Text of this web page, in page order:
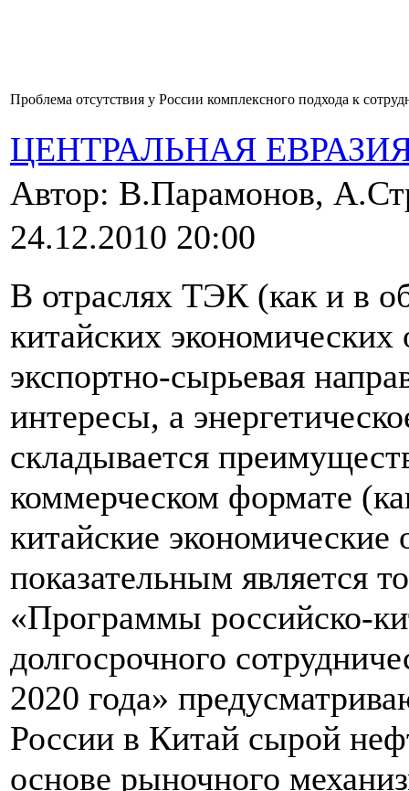
Проблема отсутствия у России комплексного подхода к
ЦЕНТРАЛЬНАЯ
Автор: В.Парамонов,
24.12.2010 20:00
В отраслях ТЭК (как и в
китайских
экспортно-сырьевая
интересы, а
складывается
коммерческом формате
китайские
показательным является
«Программы российско-
долгосрочного
2020 года»
России в Китай сырой
основе рыночного